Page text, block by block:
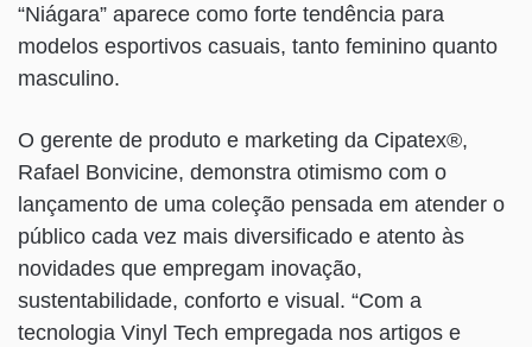
“Niágara” aparece como forte tendência para
modelos esportivos casuais, tanto feminino quanto
masculino.
O gerente de produto e marketing da Cipatex®,
Rafael Bonvicine, demonstra otimismo com o
lançamento de uma coleção pensada em atender o
público cada vez mais diversificado e atento às
novidades que empregam inovação,
sustentabilidade, conforto e visual. “Com a
tecnologia Vinyl Tech empregada nos artigos e